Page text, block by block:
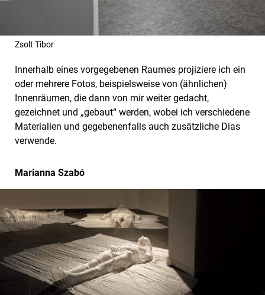
Zsolt Tibor
Innerhalb eines vorgegebenen Raumes projiziere ich ein
oder mehrere Fotos, beispielsweise von (ähnlichen)
Innenräumen, die dann von mir weiter gedacht,
gezeichnet und „gebaut“ werden, wobei ich verschiedene
Materialien und gegebenenfalls auch zusätzliche Dias
verwende.
Marianna Szabó